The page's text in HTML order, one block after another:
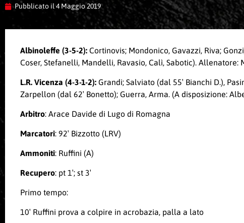
Pubblicato il4 Maggio 2019
Albinoleffe (3-5-2): Cortinovis; Mondonico, Gavazzi, Riva;
Coser, Stefanelli, Mandelli, Ravasio, Calì, Sabotic). Allenatore:
L.R. Vicenza (4-3-1-2): Grandi; Salviato (dal 55′ Bianchi D.),
Zarpellon (dal 62′ Bonetto); Guerra, Arma. (A disposizione:
Arbitro: Arace Davide di Lugo di Romagna
Marcatori: 92′ Bizzotto (LRV)
Ammoniti: Ruffini (A)
Recupero: pt 1′; st 3′
Primo tempo:
10′ Ruffini prova a colpire in acrobazia, palla a lato